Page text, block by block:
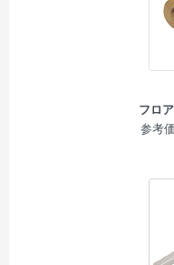
フロ
参考